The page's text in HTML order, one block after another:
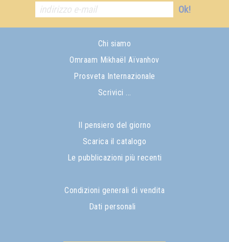
Ok!
Chi siamo
Omraam Mikhaël Aïvanhov
Prosveta Internazionale
Scrivici ...
Il pensiero del giorno
Scarica il catalogo
Le pubblicazioni più recenti
Condizioni generali di vendita
Dati personali